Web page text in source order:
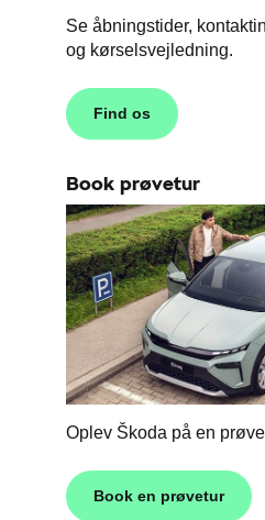
Se åbningstider,
og kørselsvejledning.
Find os
Book prøvetur
Oplev Škoda på en
Book en prøvetur